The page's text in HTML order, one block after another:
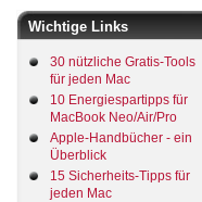
Wichtige Links
30 nützliche Gratis-Tools
für jeden Mac
10 Energiespartipps für
MacBook Neo/Air/Pro
Apple-Handbücher - ein
Überblick
15 Sicherheits-Tipps für
jeden Mac